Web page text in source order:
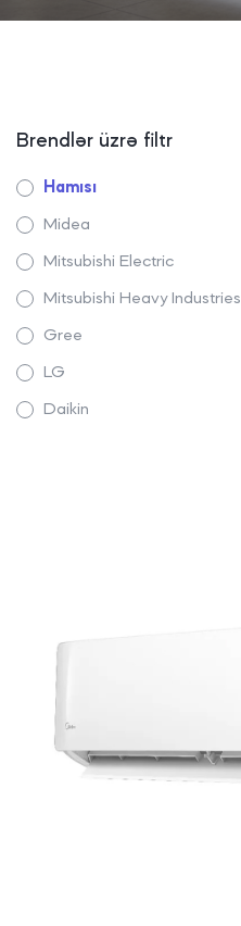
Brendlər üzrə filtr
Hamısı
Midea
Mitsubishi Electric
Mitsubishi Heavy Industries
Gree
LG
Daikin